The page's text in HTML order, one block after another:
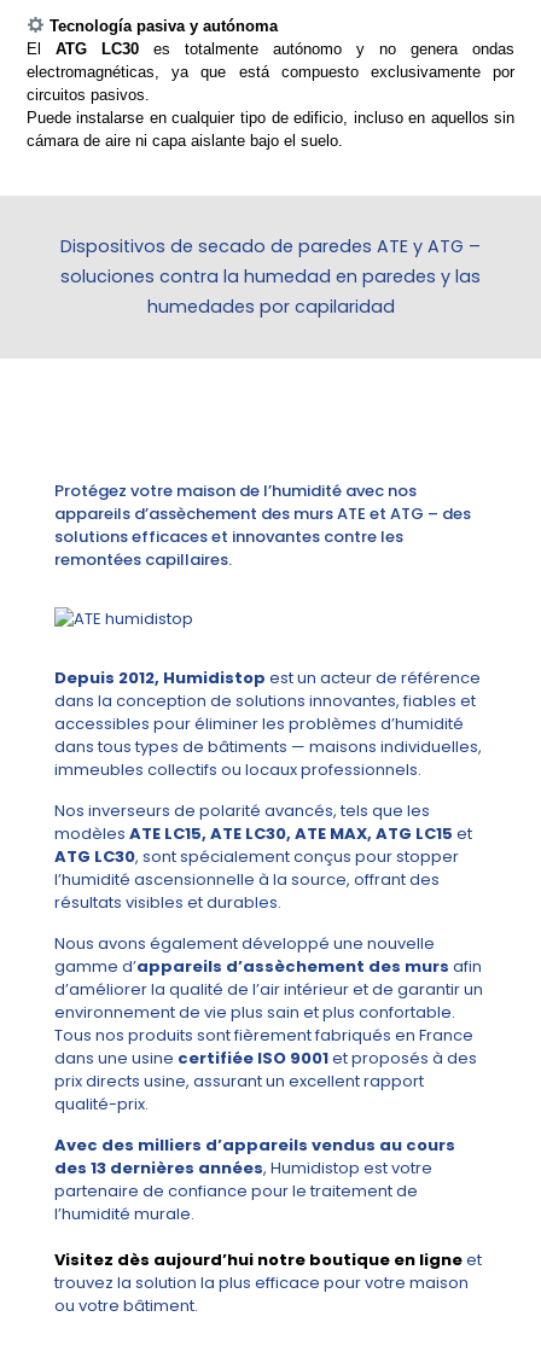
Tecnología pasiva y autónoma
El ATG LC30es totalmente autónomo y no genera ondas
electromagnéticas, ya que está compuesto exclusivamente por
circuitos pasivos.
Puede instalarse en cualquier tipo de edificio, incluso en aquellos sin
cámara de aire ni capa aislante bajo el suelo.
Dispositivos de secado de paredes ATE y ATG –
soluciones contra la humedad en paredes y las
humedades por capilaridad
Protégez votre maison de l’humidité avec nos
appareils d’assèchement des murs ATE et ATG – des
solutions efficaces et innovantes contre les
remontées capillaires.
Depuis 2012, Humidistop est un acteur de référence
dans la conception de solutions innovantes, fiables et
accessibles pour éliminer les problèmes d’humidité
dans tous types de bâtiments — maisons individuelles,
immeubles collectifs ou locaux professionnels.
Nos inverseurs de polarité avancés, tels que les
modèles ATE LC15, ATE LC30, ATE MAX, ATG LC15 et
ATG LC30, sont spécialement conçus pour stopper
l’humidité ascensionnelle à la source, offrant des
résultats visibles et durables.
Nous avons également développé une nouvelle
gamme d’appareils d’assèchement des murs afin
d’améliorer la qualité de l’air intérieur et de garantir un
environnement de vie plus sain et plus confortable.
Tous nos produits sont fièrement fabriqués en France
dans une usine certifiée ISO 9001et proposés à des
prix directs usine, assurant un excellent rapport
qualité-prix.
Avec des milliers d’appareils vendus au cours
des 13 dernières années, Humidistop est votre
partenaire de confiance pour le traitement de
l’humidité murale.
Visitez dès aujourd’hui notre boutique en ligneet
trouvez la solution la plus efficace pour votre maison
ou votre bâtiment.